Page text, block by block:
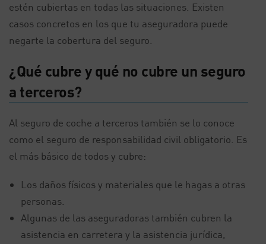
estén cubiertas en todas las situaciones. Existen
casos concretos en los que tu aseguradora puede
negarte la cobertura del seguro.
¿Qué cubre y qué no cubre un seguro
a terceros?
Al seguro de coche a terceros también se lo conoce
como el seguro de responsabilidad civil obligatorio. Es
el más básico de todos y cubre:
Los daños físicos y materiales que le hagas a otras
personas.
Algunas de las aseguradoras también cubren la
asistencia en carretera y la asistencia jurídica,